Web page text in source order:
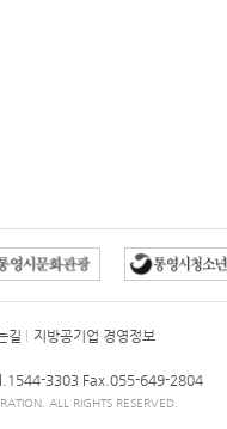
길 지방공기업 경영정보
3303 Fax.055-649-2804
ALL RIGHTS RESERVED.